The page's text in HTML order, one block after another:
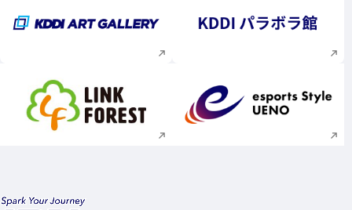
新規ウィンドウで開く 新規ウィンドウで
新規ウィンドウで開く 新規ウィンドウで